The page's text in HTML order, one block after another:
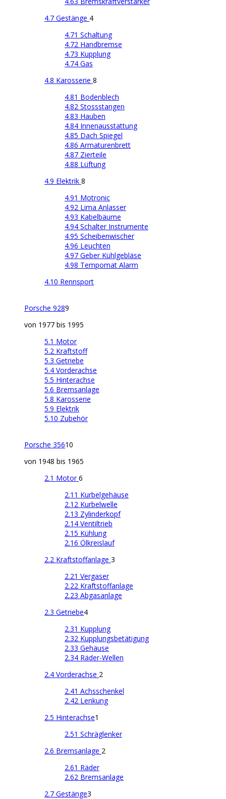
4.7 Gestänge 4
4.71 Schaltung
4.72 Handbremse
4.73 Kupplung
4.74 Gas
4.8 Karosserie 8
4.81 Bodenblech
4.82 Stossstangen
4.83 Hauben
4.84 Innenausstattung
4.85 Dach Spiegel
4.86 Armaturenbrett
4.87 Zierteile
4.88 Lüftung
4.9 Elektrik 8
4.91 Motronic
4.92 Lima Anlasser
4.93 Kabelbäume
4.94 Schalter Instrumente
4.95 Scheibenwischer
4.96 Leuchten
4.97 Geber Kühlgebläse
4.98 Tempomat Alarm
4.10 Rennsport
Porsche 9289
von 1977 bis 1995
5.1 Motor
5.2 Kraftstoff
5.3 Getriebe
5.4 Vorderachse
5.5 Hinterachse
5.6 Bremsanlage
5.8 Karosserie
5.9 Elektrik
5.10 Zubehör
Porsche 35610
von 1948 bis 1965
2.1 Motor6
2.11 Kurbelgehäuse
2.12 Kurbelwelle
2.13 Zylinderkopf
2.14 Ventiltrieb
2.15 Kühlung
2.16 Ölkreislauf
2.2 Kraftstoffanlage 3
2.21 Vergaser
2.22 Kraftstoffanlage
2.23 Abgasanlage
2.3 Getriebe4
2.31 Kupplung
2.32 Kupplungsbetätigung
2.33 Gehäuse
2.34 Räder-Wellen
2.4 Vorderachse 2
2.41 Achsschenkel
2.42 Lenkung
2.5 Hinterachse1
2.51 Schräglenker
2.6 Bremsanlage 2
2.61 Räder
2.62 Bremsanlage
2.7 Gestänge3